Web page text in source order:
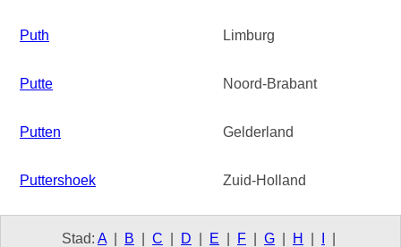
Puth Limburg
Putte Noord-Brabant
Putten Gelderland
Puttershoek Zuid-Holland
Stad: A B C D E F G H